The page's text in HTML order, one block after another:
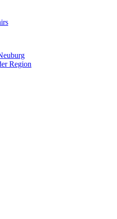
Region